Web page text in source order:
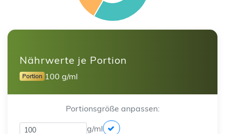
Nährwerte je Portion
Portion 100 g/ml
Portionsgröße anpassen:
g/ml